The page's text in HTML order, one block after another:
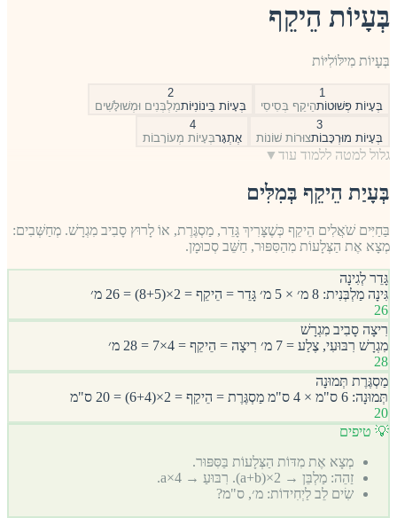
בְּעָיוֹת הֵיקֵף
בְּעָיוֹת מִילּוֹלִיּוֹת
1
בְּעָיוֹת פְּשׁוּטוֹתהֵיקֵף בְּסִיסִי
2
בְּעָיוֹת בֵּינוֹנִיּוֹתמַלְבְּנִים וּמְשׁוּלָּשִׁים
3
בְּעָיוֹת מוּרְכָּבוֹתצוּרוֹת שׁוֹנוֹת
4
אֶתְגָּרבְּעָיוֹת מְעוֹרָבוֹת
גלול למטה ללמוד עוד ▼
בְּעָיַת הֵיקֵף בְּמִלִּים
בַּחַיִּים שֹׁאֲלִים הֵיקֵף כְּשֶׁצָּרִיךְ גָּדֵר, מַסְגֶּרֶת, אוֹ לָרוּץ סָבִיב מִגְרָשׁ. מְחַשְּׁבִים:
מְצָא אֶת הַצְּלָעוֹת מִהַסִּפּוּר, חַשֵּׁב סְכוּמָן.
גָּדֵר לְגִינָה
גִּינָה מַלְבְּנִית: 8 מ׳ × 5 מ׳ גָּדֵר = הֵיקֵף = 2×(8+5) = 26 מ׳
26
רִיצָה סָבִיב מִגְרָשׁ
מִגְרָשׁ רִבּוּעִי, צֶלַע = 7 מ׳ רִיצָה = הֵיקֵף = 4×7 = 28 מ׳
28
מַסְגֶּרֶת תְּמוּנָה
תְּמוּנָה: 6 ס"מ × 4 ס"מ מַסְגֶּרֶת = הֵיקֵף = 2×(6+4) = 20 ס"מ
20
💡 טיפים
מְצָא אֶת מִדּוֹת הַצְּלָעוֹת בַּסִּפּוּר.
זַהֵה: מַלְבֵּן → 2×(a+b). רִבּוּעַ → 4×a.
שִׂים לֵב לַיְחִידוֹת: מ׳, ס"מ?